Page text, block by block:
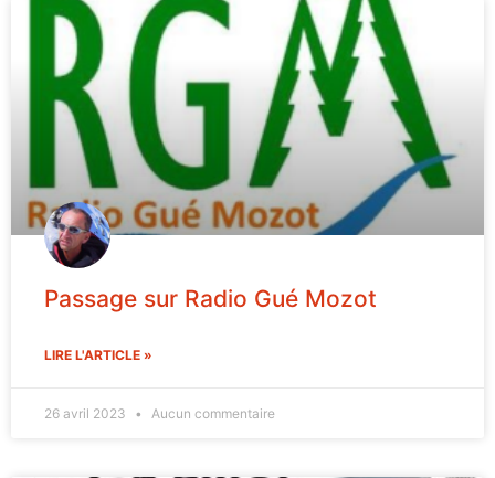
Passage sur Radio Gué Mozot
LIRE L'ARTICLE »
26 avril 2023 Aucun commentaire